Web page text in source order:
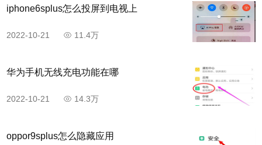
iphone6splus怎么投屏到电视上
2022-10-21 11.4万
华为手机无线充电功能在哪
2022-10-21 14.3万
oppor9splus怎么隐藏应用